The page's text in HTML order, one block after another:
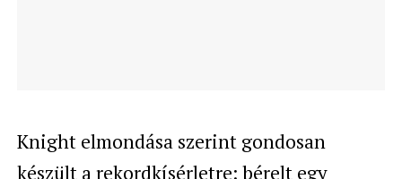
Knight elmondása szerint gondosan
készült a rekordkísérletre: bérelt egy